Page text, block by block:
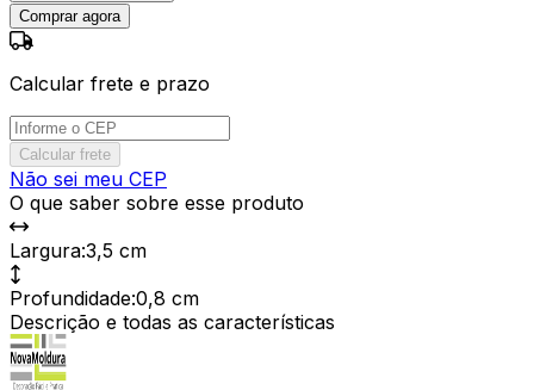
Comprar agora
Calcular frete e prazo
Calcular frete
Não sei meu CEP
O que saber sobre esse produto
Largura:3,5 cm
Profundidade:0,8 cm
Descrição e todas as características